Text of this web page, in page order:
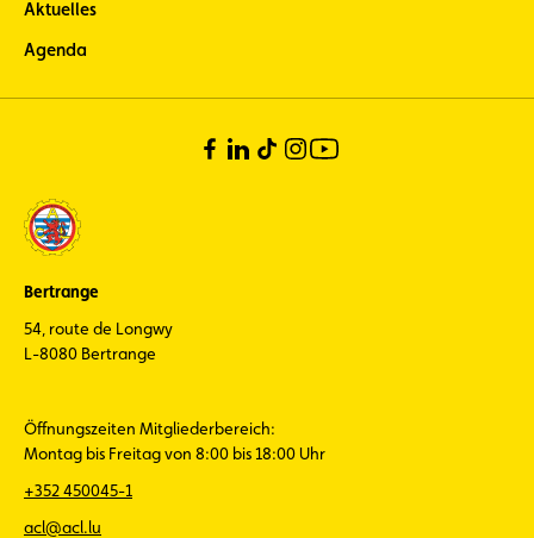
Aktuelles
Agenda
Bertrange
54, route de Longwy
L-8080 Bertrange
Öffnungszeiten Mitgliederbereich:
Montag bis Freitag von 8:00 bis 18:00 Uhr
+352 450045-1
acl@acl.lu